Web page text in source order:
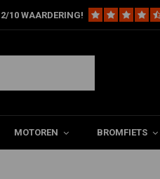
10 WAARDERING!
MOTOREN BROMFIETS